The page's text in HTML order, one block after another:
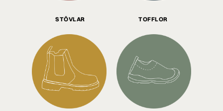
STÖVLAR TOFFLOR